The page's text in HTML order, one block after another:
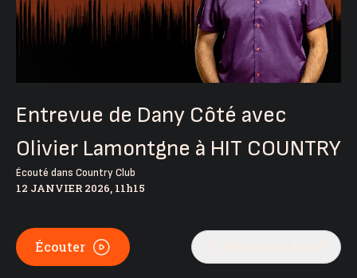
Entrevue de Dany Côté avec
Olivier Lamontgne à HIT COUNTRY
Écouté dans Country Club
12 JANVIER 2026, 11h15
Écouter